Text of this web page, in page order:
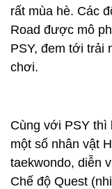
rất mùa hè. Các
Road được mô
PSY, đem tới trải
chơi.
Cùng với PSY thì
một số nhân vật
taekwondo, diễn
Chế độ Quest